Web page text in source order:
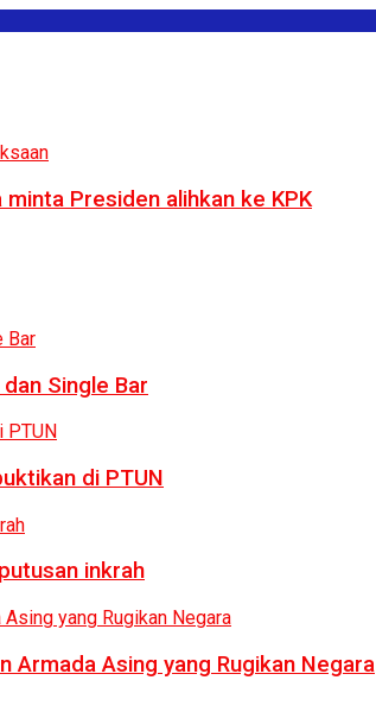
Presiden alihkan ke KPK
Single Bar
di PTUN
inkrah
Armada Asing yang Rugikan Negara